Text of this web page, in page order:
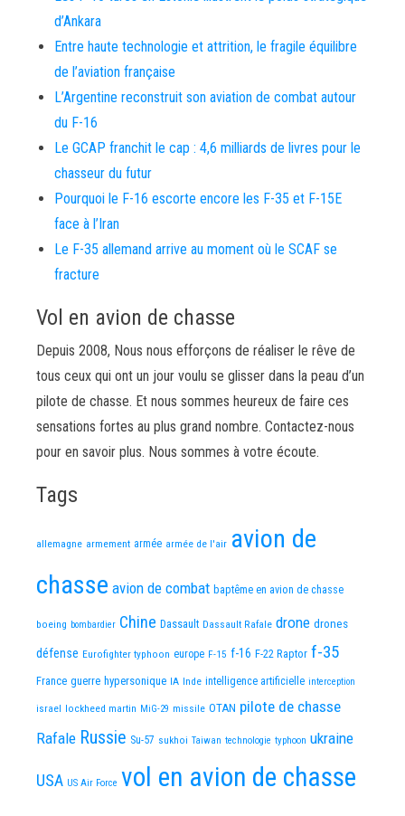
d’Ankara
Entre haute technologie et attrition, le fragile équilibre
de l’aviation française
L’Argentine reconstruit son aviation de combat autour
du F-16
Le GCAP franchit le cap : 4,6 milliards de livres pour le
chasseur du futur
Pourquoi le F-16 escorte encore les F-35 et F-15E
face à l’Iran
Le F-35 allemand arrive au moment où le SCAF se
fracture
Vol en avion de chasse
Depuis 2008, Nous nous efforçons de réaliser le rêve de
tous ceux qui ont un jour voulu se glisser dans la peau d’un
pilote de chasse. Et nous sommes heureux de faire ces
sensations fortes au plus grand nombre. Contactez-nous
pour en savoir plus. Nous sommes à votre écoute.
Tags
allemagne armement armée armée de l'air avion de
chasse avion de combat baptême en avion de chasse
boeing bombardier Chine Dassault Dassault Rafale drone drones
défense Eurofighter typhoon europe F-15 f-16 F-22 Raptor f-35
France guerre hypersonique IA Inde intelligence artificielle interception
israel lockheed martin MiG-29 missile OTAN pilote de chasse
Rafale Russie Su-57 sukhoi Taiwan technologie typhoon ukraine
USA US Air Force vol en avion de chasse